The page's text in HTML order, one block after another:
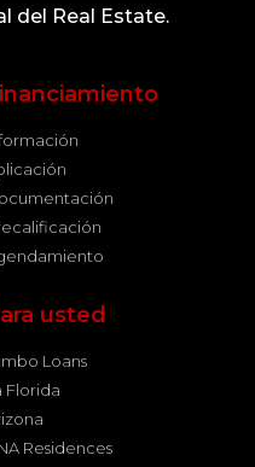
del Real Estate.
usted
Loans
Florida
Residences